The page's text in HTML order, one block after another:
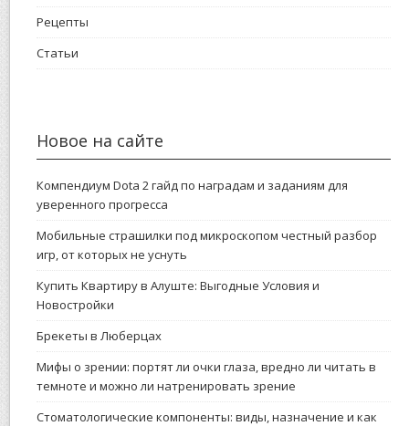
Рецепты
Статьи
Новое на сайте
Компендиум Dota 2 гайд по наградам и заданиям для
уверенного прогресса
Мобильные страшилки под микроскопом честный разбор
игр, от которых не уснуть
Купить Квартиру в Алуште: Выгодные Условия и
Новостройки
Брекеты в Люберцах
Мифы о зрении: портят ли очки глаза, вредно ли читать в
темноте и можно ли натренировать зрение
Стоматологические компоненты: виды, назначение и как